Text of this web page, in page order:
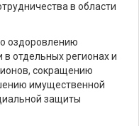
в области
оздоровлению
отдельных регионах и
сокращению
имущественной
защиты